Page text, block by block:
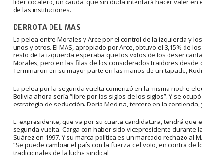
líder cocalero, un caudal que sin duda intentará hacer valer
de las instituciones.
DERROTA DEL MAS
La pelea entre Morales y Arce por el control de la izquierda y
unos y otros. El MAS, apropiado por Arce, obtuvo el 3,15% de
resto de la izquierda esperaba que los votos de los
Morales, pero en las filas de los considerados traidores desde
Terminaron en su mayor parte en las manos de un tapado,
La pelea por la segunda vuelta comenzó en la misma noche
Bolivia ahora sería “libre por los siglos de los siglos”. Y se
estrategia de seducción. Doria Medina, tercero en la
El expresidente, que va por su cuarta candidatura, tendrá
segunda vuelta. Carga con haber sido vicepresidente durante
Suárez en 1997. Y su marca política es un marcado rechazo al
“Se puede cambiar el país con la fuerza del voto, en contra
tradicionales de la lucha sindical